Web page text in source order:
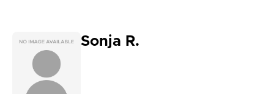
Ruski jezik se boste učili skozi praktične primere
njegove uporabe in v primerjavi z angleškim jezikom.
Z drugimi besedami, nikoli vas ne bom prosila, da si
zapomnite tabelo končnic, ne da bi razložila, kako
Sonja R.